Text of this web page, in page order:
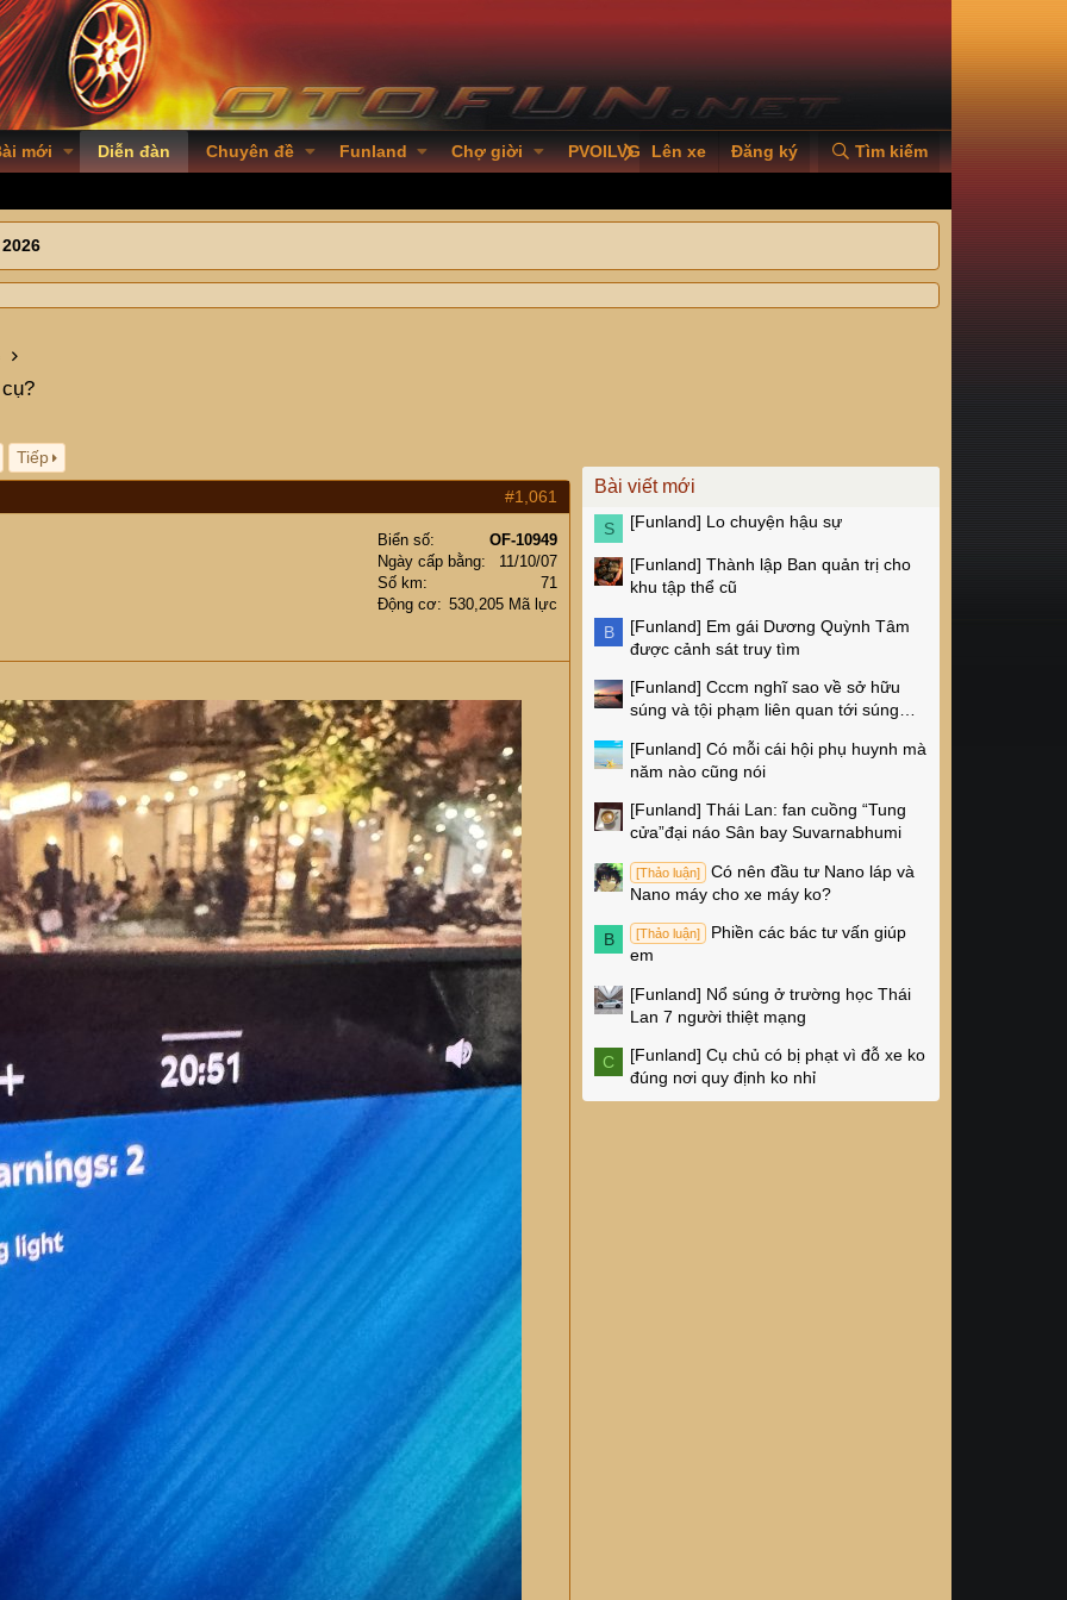
mới Diễn đàn Chuyên đề Funland Chợ giời PVOILVGC2026
Lên xe Đăng ký Tìm kiếm
Tiếp
#1,061
Biển số
OF-10949
Ngày cấp bằng
11/10/07
Số km
71
Động cơ
530,205 Mã lực
Bài viết mới
S [Funland] Lo chuyện hậu sự
[Funland] Thành lập Ban quản trị cho
khu tập thể cũ
B [Funland] Em gái Dương Quỳnh Tâm
được cảnh sát truy tìm
[Funland] Cccm nghĩ sao về sở hữu
súng và tội phạm liên quan tới súng
[Funland] Có mỗi cái hội phụ huynh mà
năm nào cũng nói
[Funland] Thái Lan: fan cuồng “Tung
cửa”đại náo Sân bay Suvarnabhumi
[Thảo luận]
Có nên đầu tư Nano láp và
Nano máy cho xe máy ko?
B [Thảo luận]
Phiền các bác tư vấn giúp
em
[Funland] Nổ súng ở trường học Thái
Lan 7 người thiệt mạng
C [Funland] Cụ chủ có bị phạt vì đỗ xe ko
đúng nơi quy định ko nhỉ